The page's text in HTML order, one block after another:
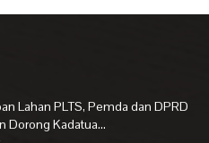
Lahan PLTS, Pemda dan DPRD
Dorong Kadatua...